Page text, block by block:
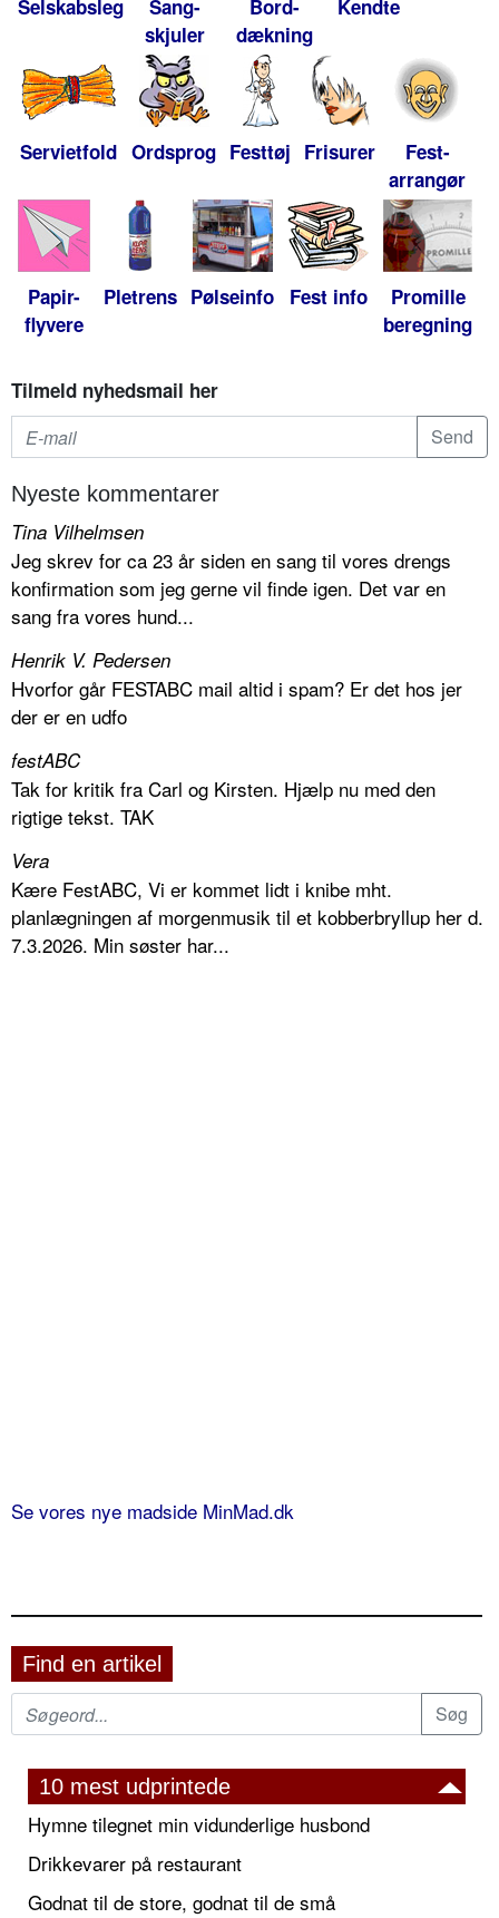
Selskabsleg
Sang-
skjuler
Bord-
dækning
Kendte
Servietfold Ordsprog Festtøj Frisurer
Fest-
arrangør
Papir-
flyvere
Pletrens Pølseinfo Fest info
Promille
beregning
Tilmeld nyhedsmail her
Nyeste kommentarer
Tina Vilhelmsen
Jeg skrev for ca 23 år siden en sang til vores drengs
konfirmation som jeg gerne vil finde igen. Det var en
sang fra vores hund...
Henrik V. Pedersen
Hvorfor går FESTABC mail altid i spam? Er det hos jer
der er en udfo
festABC
Tak for kritik fra Carl og Kirsten. Hjælp nu med den
rigtige tekst. TAK
Vera
Kære FestABC, Vi er kommet lidt i knibe mht.
planlægningen af morgenmusik til et kobberbryllup her d.
7.3.2026. Min søster har...
Se vores nye madside MinMad.dk
Find en artikel
10 mest udprintede
Hymne tilegnet min vidunderlige husbond
Drikkevarer på restaurant
Godnat til de store, godnat til de små